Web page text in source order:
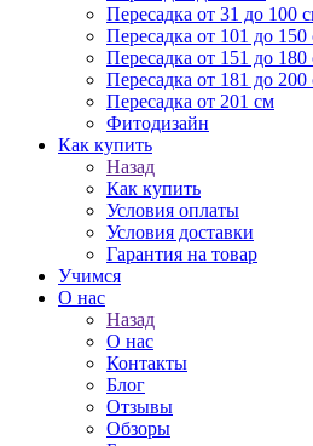
Пересадка от 31 до 100
Пересадка от 101 до 150
Пересадка от 151 до 180
Пересадка от 181 до 200
Пересадка от 201 см
Фитодизайн
Как купить
Назад
Как купить
Условия оплаты
Условия доставки
Гарантия на товар
Учимся
О нас
Назад
О нас
Контакты
Блог
Отзывы
Обзоры